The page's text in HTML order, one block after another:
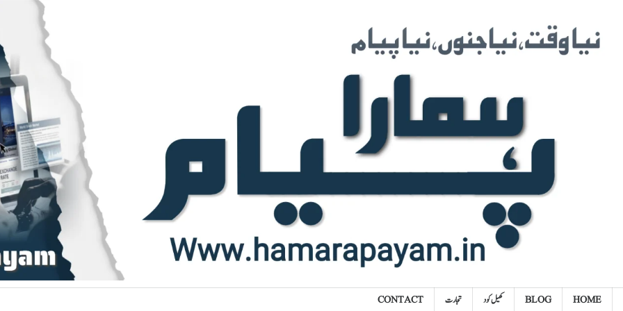
content
HOME
BLOG کھیل کود تجارت CONTACT